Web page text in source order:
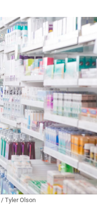
/ Tyler Olson